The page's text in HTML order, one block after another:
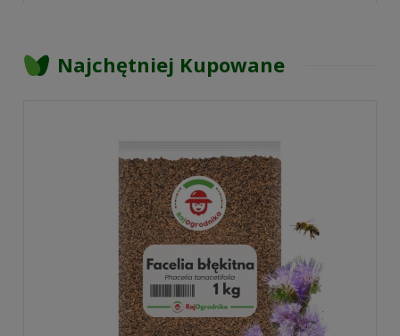
Najchętniej Kupowane